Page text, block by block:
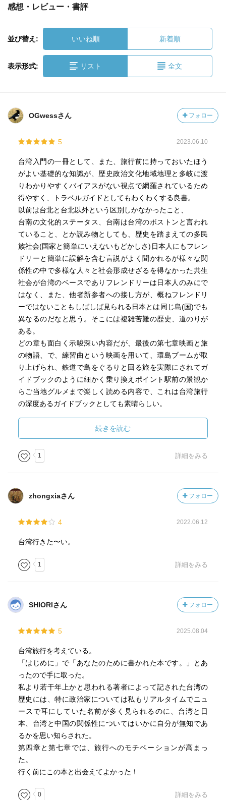
感想・レビュー・書評
並び替え: いいね順 新着順
表示形式: リスト 全文
OGwessさん フォロー
5 2023.06.10
台湾入門の一冊として、また、旅行前に持っておいたほう
がよい基礎的な知識が、歴史政治文化地域地理と多岐に渡
りわかりやすくバイアスがない視点で網羅されているため
得やすく、トラベルガイドとしてもわくわくする良書。
以前は台北と台北以外という区別しかなかったこと、
台南の文化的ステータス、台南は台湾のボストンと言われ
ていること、とか読み物としても、歴史を踏まえての多民
族社会(国家と簡単にいえないもどかしさ)日本人にもフレン
ドリーと簡単に誤解を含む言説がよく聞かれるが様々な関
係性の中で多様な人々と社会形成せざるを得なかった共生
社会が台湾のベースでありフレンドリーは日本人のみにで
はなく、また、他者新参者への接し方が、概ねフレンドリ
ーではないこともしばしば見られる日本とは同じ島(国)でも
異なるのだなと思う。そこには複雑苦難の歴史、道のりが
ある。
どの章も面白く示唆深い内容だが、最後の第七章映画と旅
の物語、で、練習曲という映画を用いて、環島ブームが取
り上げられ、鉄道で島をぐるりと回る旅を実際にされてガ
イドブックのように細かく乗り換えポイント駅前の景観か
らご当地グルメまで楽しく読める内容で、これは台湾旅行
の深度あるガイドブックとしても素晴らしい。
続きを読む
1 詳細をみる
zhongxiaさん フォロー
4 2022.06.12
台湾行きた〜い。
1 詳細をみる
SHIORIさん フォロー
5 2025.08.04
台湾旅行を考えている。
「はじめに」で「あなたのために書かれた本です。」とあ
ったので手に取った。
私より若干年上かと思われる著者によって記された台湾の
歴史には、特に政治家については私もリアルタイムでニュ
ースで耳にしていた名前が多く見られるのに、台湾と日
本、台湾と中国の関係性についてはいかに自分が無知であ
るかを思い知らされた。
第四章と第七章では、旅行へのモチベーションが高まっ
た。
行く前にこの本と出会えてよかった！
0 詳細をみる